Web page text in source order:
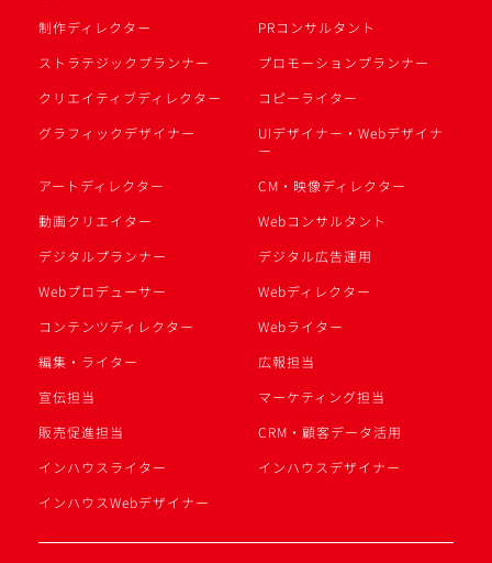
制作ディレクター
PRコンサルタント
ストラテジックプランナー
プロモーションプランナー
クリエイティブディレクター
コピーライター
グラフィックデザイナー
UIデザイナー・Webデザイナ
ー
アートディレクター
CM・映像ディレクター
動画クリエイター
Webコンサルタント
デジタルプランナー
デジタル広告運用
Webプロデューサー
Webディレクター
コンテンツディレクター
Webライター
編集・ライター
広報担当
宣伝担当
マーケティング担当
販売促進担当
CRM・顧客データ活用
インハウスライター
インハウスデザイナー
インハウスWebデザイナー